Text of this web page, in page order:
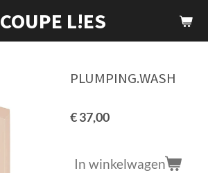
COUPE L!ES
PLUMPING.WASH
€ 37,00
In winkelwagen